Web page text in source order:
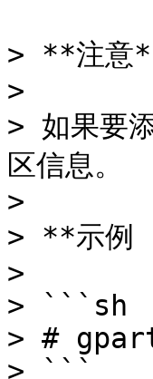
> **注意
>
> 如果要
区信息。
>
> **示例
>
> ```sh
> #
> ```